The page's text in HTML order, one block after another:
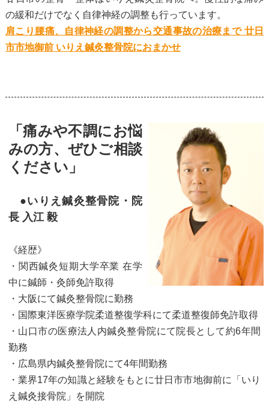
の緩和だけでなく自律神経の調整も行っています。
肩こり腰痛、自律神経の調整から交通事故の治療まで 廿日
市市地御前 いりえ鍼灸整骨院におまかせ
「痛みや不調にお悩
みの方、ぜひご相談
ください」
●いりえ鍼灸整骨院・院
長 入江 毅
《経歴》
・関西鍼灸短期大学卒業 在学
中に鍼師・灸師免許取得
・大阪にて鍼灸整骨院に勤務
・国際東洋医療学院柔道整復学科にて柔道整復師免許取得
・山口市の医療法人内鍼灸整骨院にて院長として約6年間
勤務
・広島県内鍼灸整骨院にて4年間勤務
・業界17年の知識と経験をもとに廿日市市地御前に「いり
え鍼灸接骨院」を開院